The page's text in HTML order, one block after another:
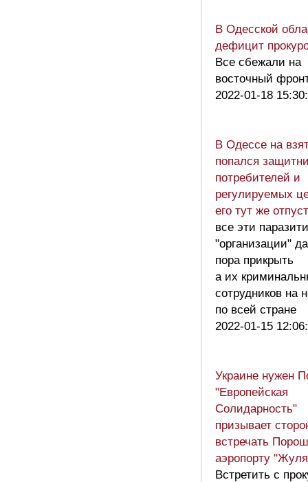
В Одесской
дефицит
Все сбежали на
восточный
2022-01-18
В Одессе на
попался
потребителей и
регулируемых
его тут же
все эти
"организации"
пора прикрыть
а их
сотрудников на
по всей стране
2022-01-15
Украине нужен
"Европейская
Солидарность"
призывает
встречать
аэропорту
Встретить с